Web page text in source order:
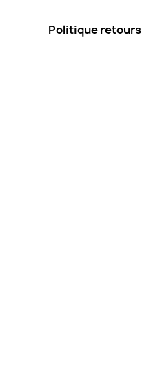
Politique retours